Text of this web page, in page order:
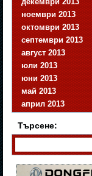
ноември 2013
октомври 2013
септември 2013
август 2013
юли 2013
юни 2013
май 2013
април 2013
Търсене: